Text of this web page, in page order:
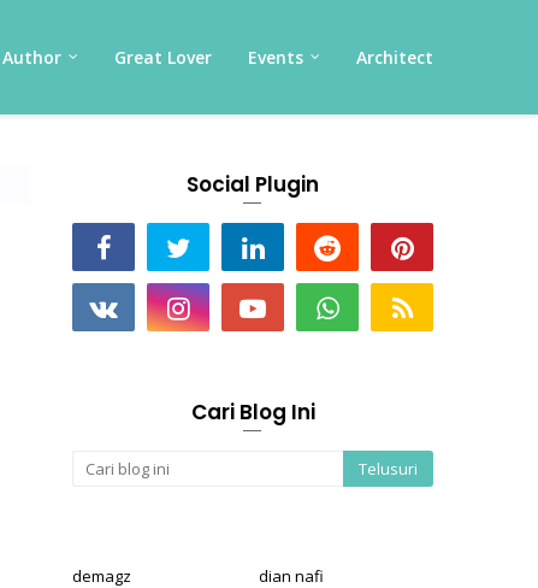
Author Great Lover Events Architect
Social Plugin
Cari Blog Ini
demagz
dian nafi